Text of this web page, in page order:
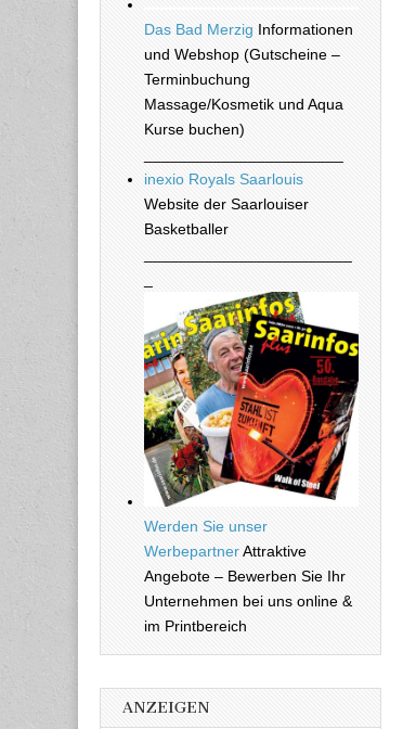
Das Bad Merzig Informationen
und Webshop (Gutscheine –
Terminbuchung
Massage/Kosmetik und Aqua
Kurse buchen)
inexio Royals Saarlouis
Website der Saarlouiser
Basketballer
Werden Sie unser
WerbepartnerAttraktive
Angebote – Bewerben Sie Ihr
Unternehmen bei uns online &
im Printbereich
ANZEIGEN